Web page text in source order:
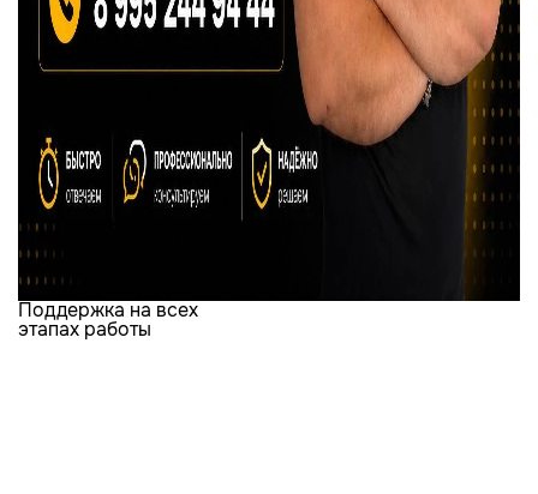
Поддержка на всех
этапах работы